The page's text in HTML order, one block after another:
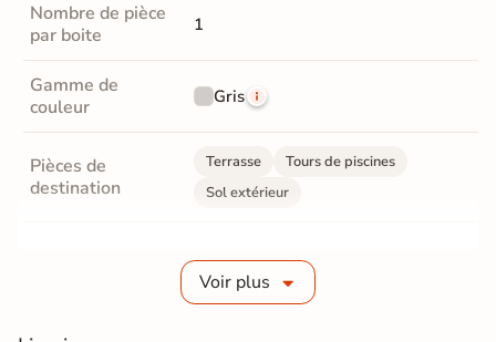
Nombre de pièce
par boite
1
Gamme de
couleur
Gris
Pièces de
destination
Terrasse
Tours de piscines
Sol extérieur
Grès cérame émaillé
Grès cérame épaisseur 2 cm
Voir plus